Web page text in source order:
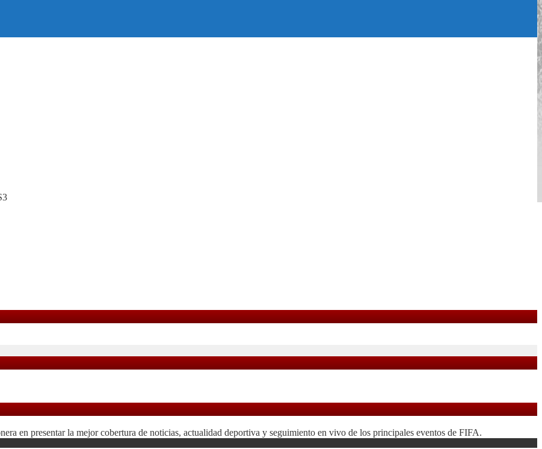
en presentar la mejor cobertura de noticias, actualidad deportiva y seguimiento en vivo de los principales eventos de FIFA.